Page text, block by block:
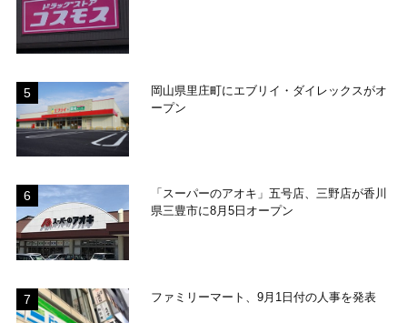
岡山県里庄町にエブリイ・ダイレックスがオ
ープン
「スーパーのアオキ」五号店、三野店が香川
県三豊市に8月5日オープン
ファミリーマート、9月1日付の人事を発表